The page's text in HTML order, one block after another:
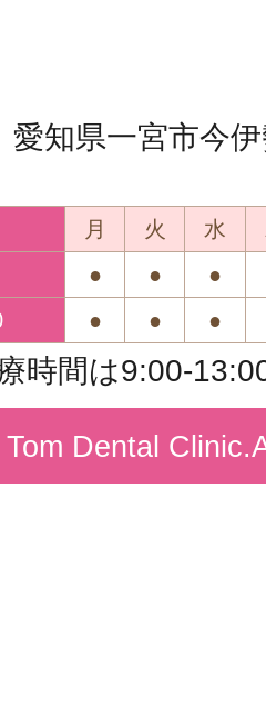
知県一宮市今伊
月 火 水
● ●
●
● ● ●
時間は9:00-
Dental